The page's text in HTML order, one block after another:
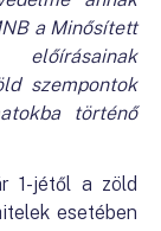
a Minősített
szempontok
történő
1-jétől a zöld
esetében